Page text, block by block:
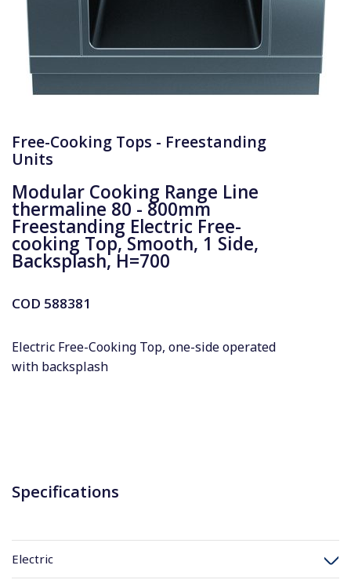
Free-Cooking Tops - Freestanding
Units
Modular Cooking Range Line
thermaline 80 - 800mm
Freestanding Electric Free-
cooking Top, Smooth, 1 Side,
Backsplash, H=700
COD 588381
Electric Free-Cooking Top, one-side operated
with backsplash
Specifications
Electric